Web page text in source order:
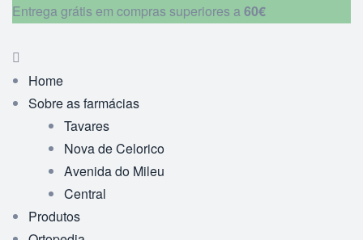
Entrega grátis em compras superiores a60€
Home
Sobre as farmácias
Tavares
Nova de Celorico
Avenida do Mileu
Central
Produtos